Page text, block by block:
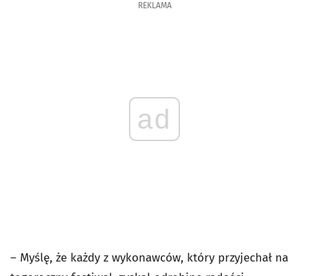
REKLAMA
ad
– Myślę, że każdy z wykonawców, który przyjechał na